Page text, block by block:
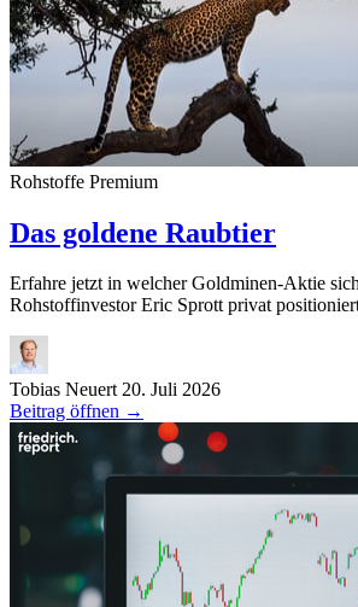
Rohstoffe Premium
Das goldene Raubtier
Erfahre jetzt in welcher Goldminen-Aktie
Rohstoffinvestor Eric Sprott privat
Tobias Neuert 20. Juli 2026
Beitrag öffnen →